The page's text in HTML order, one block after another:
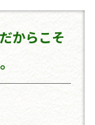
からこそ